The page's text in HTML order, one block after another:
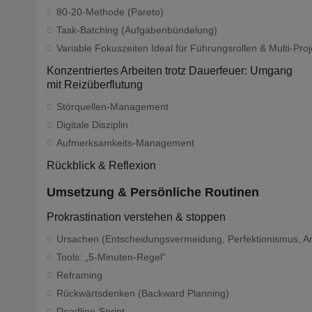
80-20-Methode (Pareto)
Task-Batching (Aufgabenbündelung)
Variable Fokuszeiten Ideal für Führungsrollen & Multi-
Konzentriertes Arbeiten trotz Dauerfeuer: Umgang
mit Reizüberflutung
Störquellen-Management
Digitale Disziplin
Aufmerksamkeits-Management
Rückblick & Reflexion
Umsetzung & Persönliche Routinen
Prokrastination verstehen & stoppen
Ursachen (Entscheidungsvermeidung, Perfektionismus,
Tools: „5-Minuten-Regel“
Reframing
Rückwärtsdenken (Backward Planning)